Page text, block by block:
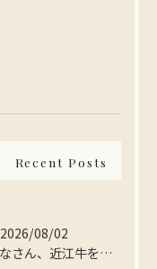
Recent Posts
2026/08/02
みなさん、近江牛を存分に楽しんでみませんか？